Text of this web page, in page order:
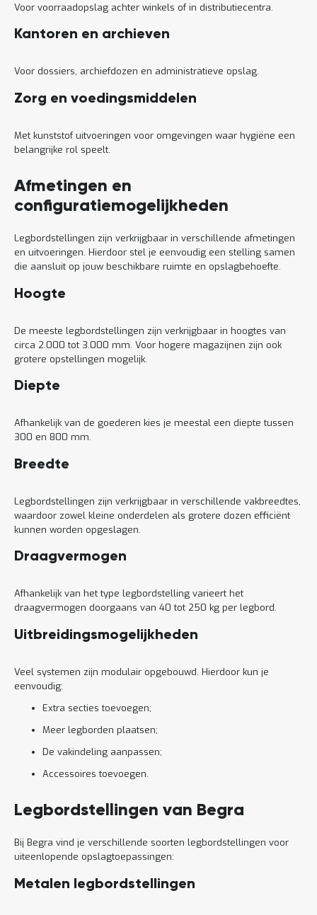
Voor voorraadopslag achter winkels of in distributiecentra.
Kantoren en archieven
Voor dossiers, archiefdozen en administratieve opslag.
Zorg en voedingsmiddelen
Met kunststof uitvoeringen voor omgevingen waar hygiëne een
belangrijke rol speelt.
Afmetingen en
configuratiemogelijkheden
Legbordstellingen zijn verkrijgbaar in verschillende afmetingen
en uitvoeringen. Hierdoor stel je eenvoudig een stelling samen
die aansluit op jouw beschikbare ruimte en opslagbehoefte.
Hoogte
De meeste legbordstellingen zijn verkrijgbaar in hoogtes van
circa 2.000 tot 3.000 mm. Voor hogere magazijnen zijn ook
grotere opstellingen mogelijk.
Diepte
Afhankelijk van de goederen kies je meestal een diepte tussen
300 en 800 mm.
Breedte
Legbordstellingen zijn verkrijgbaar in verschillende vakbreedtes,
waardoor zowel kleine onderdelen als grotere dozen efficiënt
kunnen worden opgeslagen.
Draagvermogen
Afhankelijk van het type legbordstelling varieert het
draagvermogen doorgaans van 40 tot 250 kg per legbord.
Uitbreidingsmogelijkheden
Veel systemen zijn modulair opgebouwd. Hierdoor kun je
eenvoudig:
Extra secties toevoegen;
Meer legborden plaatsen;
De vakindeling aanpassen;
Accessoires toevoegen.
Legbordstellingen van Begra
Bij Begra vind je verschillende soorten legbordstellingen voor
uiteenlopende opslagtoepassingen:
Metalen legbordstellingen